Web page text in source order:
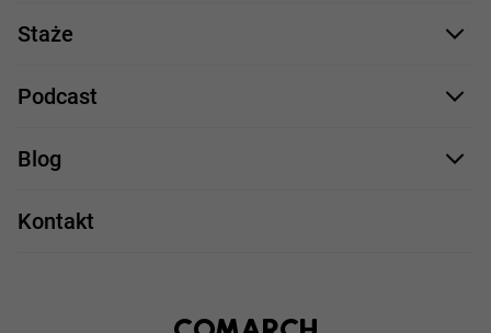
Profile zawodowe
Formularz aplikacyjny
.NET
C++
Staże
Staże IT
Podcast
Comarch Careers
Blog
Praca w IT
Kontakt